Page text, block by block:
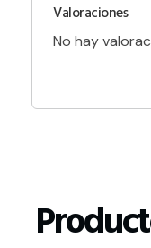
Valoraciones
No hay